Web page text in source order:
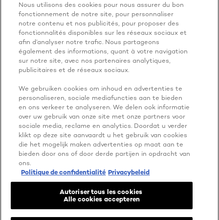
BECAUSE
YOU'RE
WORTH IT
NOG MEER ONTDEKKEN
ADDRESS
Instagram
Nous utilisons des cookies pour nous assurer du bon
fonctionnement de notre site, pour personnaliser
notre contenu et nos publicités, pour proposer des
fonctionnalités disponibles sur les réseaux sociaux et
afin d’analyser notre trafic. Nous partageons
également des informations, quant à votre navigation
sur notre site, avec nos partenaires analytiques,
publicitaires et de réseaux sociaux.
We gebruiken cookies om inhoud en advertenties te
personaliseren, sociale mediafuncties aan te bieden
en ons verkeer te analyseren. We delen ook informatie
over uw gebruik van onze site met onze partners voor
sociale media, reclame en analytics. Doordat u verder
klikt op deze site aanvaardt u het gebruik van cookies
die het mogelijk maken advertenties op maat aan te
bieden door ons of door derde partijen in opdracht van
ons.
Politique de confidentialité Privacybeleid
Autoriser tous les cookies
Alle cookies accepteren